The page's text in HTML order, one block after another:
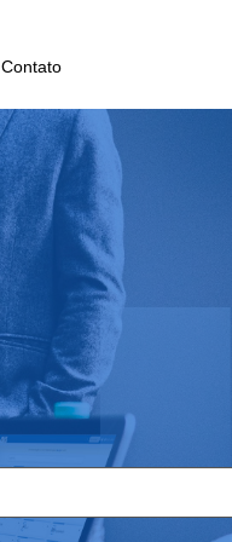
Contato